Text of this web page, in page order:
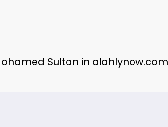
Sultan in alahlynow.com